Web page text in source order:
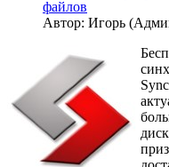
файлов
Автор: Игорь